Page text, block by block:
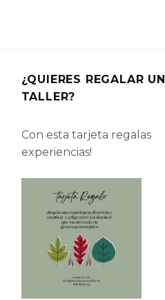
¿QUIERES REGALAR UN
TALLER?
Con esta tarjeta regalas
experiencias!